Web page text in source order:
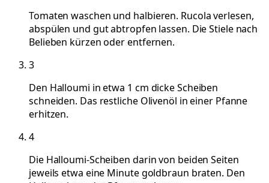
Tomaten waschen und halbieren. Rucola verlesen,
abspülen und gut abtropfen lassen. Die Stiele nach
Belieben kürzen oder entfernen.
3
Den Halloumi in etwa 1 cm dicke Scheiben
schneiden. Das restliche Olivenöl in einer Pfanne
erhitzen.
4
Die Halloumi-Scheiben darin von beiden Seiten
jeweils etwa eine Minute goldbraun braten. Den